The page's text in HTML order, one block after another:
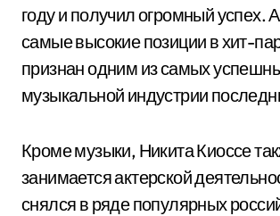
году и получил огромный успех.
самые высокие позиции в хит-
признан одним из самых
музыкальной индустрии
Кроме музыки, Никита Киоссе
занимается актерской
снялся в ряде популярных